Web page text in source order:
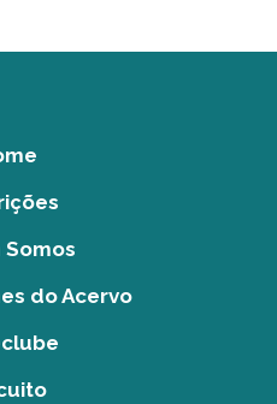
Somos
do Acervo